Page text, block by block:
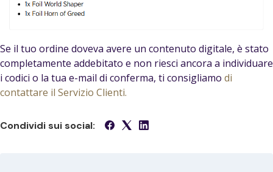
Se il tuo ordine doveva avere un contenuto digitale, è stato
completamente addebitato e non riesci ancora a individuare
i codici o la tua e-mail di conferma, ti consigliamo di
contattare il Servizio Clienti.
Condividi sui social: